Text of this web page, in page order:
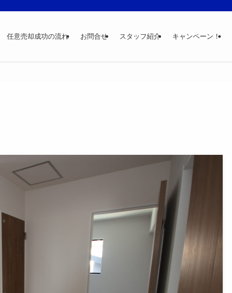
任意売却成功の流れ お問合せ スタッフ紹介 キャンペーン！